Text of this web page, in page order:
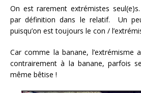
On est rarement extrémistes
par définition dans le relatif. Un
puisqu’on est toujours le con /
Car comme la banane, l’extrémisme
contrairement à la banane, parfois
même bêtise !